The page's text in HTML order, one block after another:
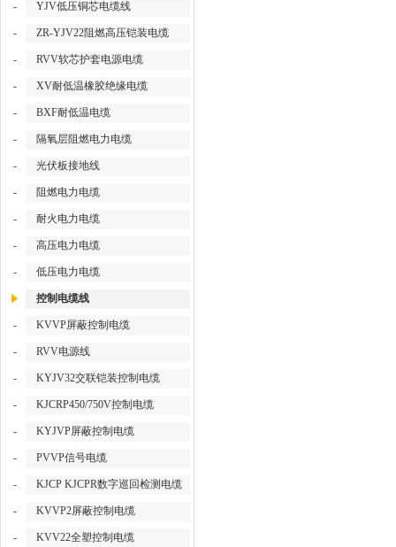
- YJV低压铜芯电缆线
- ZR-YJV22阻燃高压铠装电缆
- RVV软芯护套电源电缆
- XV耐低温橡胶绝缘电缆
- BXF耐低温电缆
- 隔氧层阻燃电力电缆
- 光伏板接地线
- 阻燃电力电缆
- 耐火电力电缆
- 高压电力电缆
- 低压电力电缆
控制电缆线
- KVVP屏蔽控制电缆
- RVV电源线
- KYJV32交联铠装控制电缆
- KJCRP450/750V控制电缆
- KYJVP屏蔽控制电缆
- PVVP信号电缆
- KJCP KJCPR数字巡回检测电缆
- KVVP2屏蔽控制电缆
- KVV22全塑控制电缆